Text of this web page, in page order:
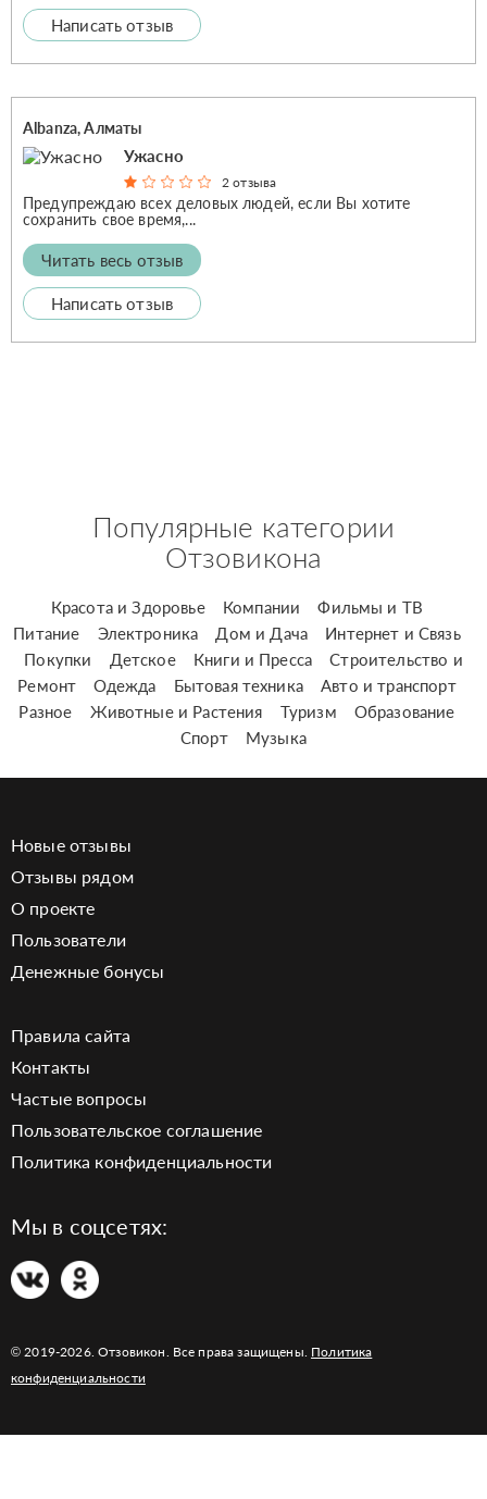
Написать отзыв
Albanza, Алматы
Ужасно
2 отзыва
Предупреждаю всех деловых людей, если Вы хотите
сохранить свое время,...
Читать весь отзыв
Написать отзыв
Популярные категории
Отзовикона
Красота и Здоровье Компании
Фильмы и ТВ
Питание
Электроника Дом и Дача
Интернет и Связь
Покупки
Детское Книги и Пресса
Строительство и
Ремонт
Одежда Бытовая техника
Авто и транспорт
Разное
Животные и Растения Туризм
Образование
Спорт
Музыка
Новые отзывы
Отзывы рядом
О проекте
Пользователи
Денежные бонусы
Правила сайта
Контакты
Частые вопросы
Пользовательское соглашение
Политика конфиденциальности
Мы в соцсетях:
© 2019-2026. Отзовикон. Все права защищены. Политика
конфиденциальности